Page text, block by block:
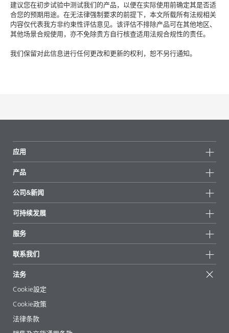
建议您在初步试验中测试我们的产品，以便在实际使用前确定其是否适
合您的预期用途。在无法律强制要求的前提下，本文所载所有法规相关
内容仅代表我方非约束性评估意见。该评估不排除产品可在其他地区、
其他场景合规使用，亦不免除贵方自行核查适用法规合规性的责任。
我们保留对此信息进行任何更改和更新的权利，恕不另行通知。
应用
产品
所有产品
重点推荐
公司&新闻
新闻
新闻和媒体
地区和分销商
展会和活动
可持续发展
可持续产品
成功案例
EcoVadis
认证
服务
起始配方
文章
电子书
法规事务
助剂指南 App
联系我们
法务
Cookie設定
Cookie政策
法律条款